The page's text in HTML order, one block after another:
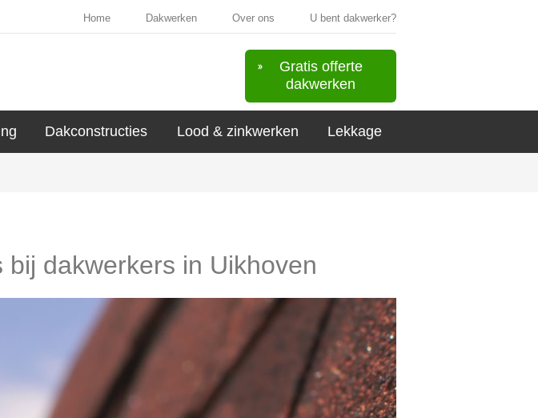
Home Dakwerken Over ons U bent dakwerker?
Gratis offerte
dakwerken
Dakconstructies Lood & zinkwerken Lekkage
dakwerkers in Uikhoven